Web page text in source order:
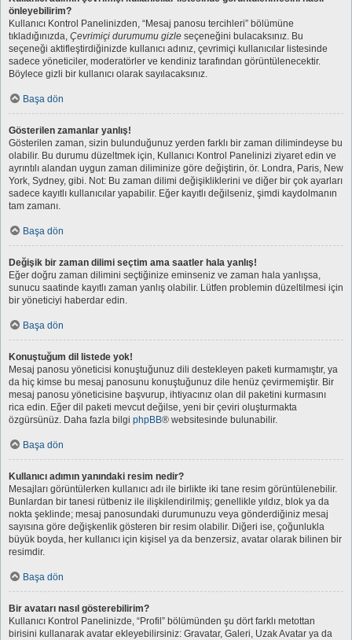
önleyebilirim?
Kullanıcı Kontrol Panelinizden, “Mesaj panosu tercihleri” bölümüne
tıkladığınızda, Çevrimiçi durumumu gizle seçeneğini bulacaksınız. Bu
seçeneği aktifleştirdiğinizde kullanıcı adınız, çevrimiçi kullanıcılar listesinde
sadece yöneticiler, moderatörler ve kendiniz tarafından görüntülenecektir.
Böylece gizli bir kullanıcı olarak sayılacaksınız.
Başa dön
Gösterilen zamanlar yanlış!
Gösterilen zaman, sizin bulunduğunuz yerden farklı bir zaman dilimindeyse bu
olabilir. Bu durumu düzeltmek için, Kullanıcı Kontrol Panelinizi ziyaret edin ve
ayrıntılı alandan uygun zaman diliminize göre değiştirin, ör. Londra, Paris, New
York, Sydney, gibi. Not: Bu zaman dilimi değişikliklerini ve diğer bir çok ayarları
sadece kayıtlı kullanıcılar yapabilir. Eğer kayıtlı değilseniz, şimdi kaydolmanın
tam zamanı.
Başa dön
Değişik bir zaman dilimi seçtim ama saatler hala yanlış!
Eğer doğru zaman dilimini seçtiğinize eminseniz ve zaman hala yanlışsa,
sunucu saatinde kayıtlı zaman yanlış olabilir. Lütfen problemin düzeltilmesi için
bir yöneticiyi haberdar edin.
Başa dön
Konuştuğum dil listede yok!
Mesaj panosu yöneticisi konuştuğunuz dili destekleyen paketi kurmamıştır, ya
da hiç kimse bu mesaj panosunu konuştuğunuz dile henüz çevirmemiştir. Bir
mesaj panosu yöneticisine başvurup, ihtiyacınız olan dil paketini kurmasını
rica edin. Eğer dil paketi mevcut değilse, yeni bir çeviri oluşturmakta
özgürsünüz. Daha fazla bilgi phpBB® websitesinde bulunabilir.
Başa dön
Kullanıcı adımın yanındaki resim nedir?
Mesajları görüntülerken kullanıcı adı ile birlikte iki tane resim görüntülenebilir.
Bunlardan bir tanesi rütbeniz ile ilişkilendirilmiş; genellikle yıldız, blok ya da
nokta şeklinde; mesaj panosundaki durumunuzu veya gönderdiğiniz mesaj
sayısına göre değişkenlik gösteren bir resim olabilir. Diğeri ise, çoğunlukla
büyük boyda, her kullanıcı için kişisel ya da benzersiz, avatar olarak bilinen bir
resimdir.
Başa dön
Bir avatarı nasıl gösterebilirim?
Kullanıcı Kontrol Panelinizde, “Profil” bölümünden şu dört farklı metottan
birisini kullanarak avatar ekleyebilirsiniz: Gravatar, Galeri, Uzak Avatar ya da